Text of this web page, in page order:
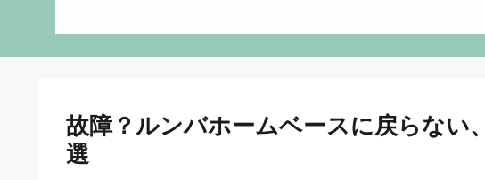
故障？ルンバホームベースに戻らない
選